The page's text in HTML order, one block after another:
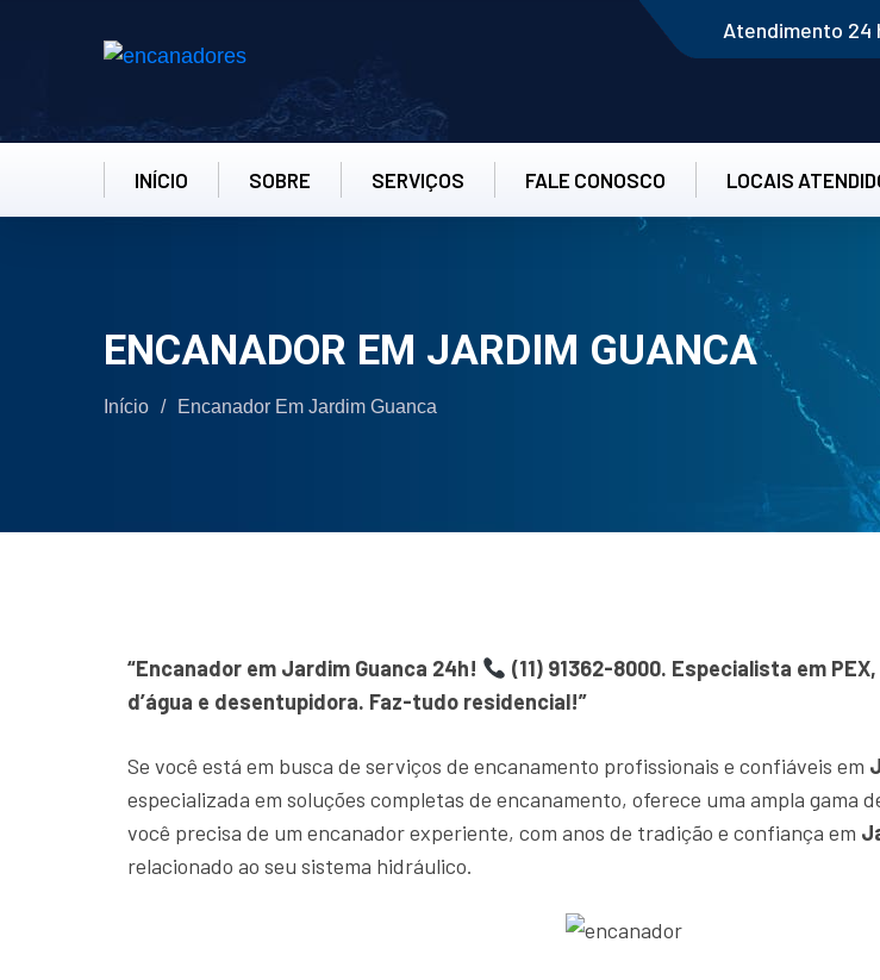
Atendimento 24
INÍCIO SOBRE SERVIÇOS FALE CONOSCO LOCAIS
ENCANADOR EM JARDIM GUANCA
Início / Encanador Em Jardim Guanca
“Encanador em Jardim Guanca 24h!
(11) 91362-8000. Especialista em
d’água e desentupidora. Faz-tudo residencial!”
Se você está em busca de serviços de encanamento profissionais e confiáveis em
especializada em soluções completas de encanamento, oferece uma ampla
você precisa de um encanador experiente, com anos de tradição e confiança em
relacionado ao seu sistema hidráulico.